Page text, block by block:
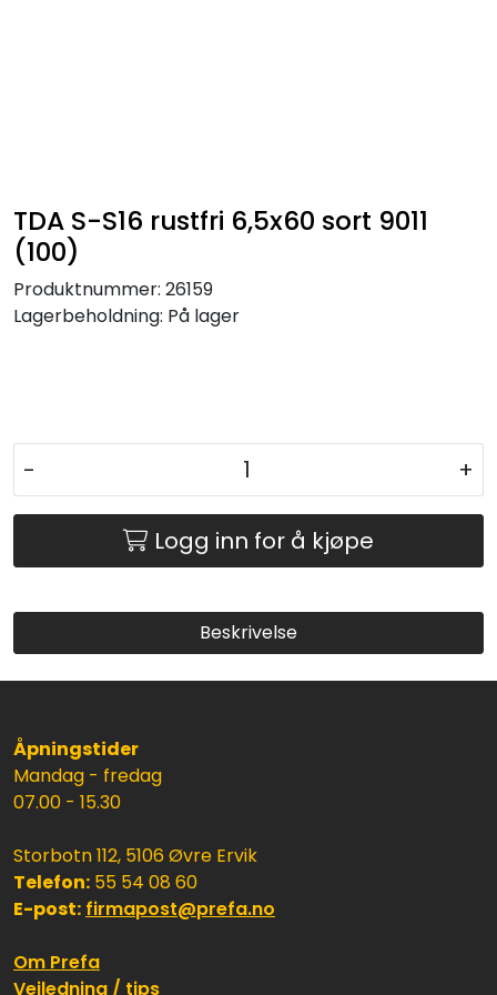
TDA S-S16 rustfri 6,5x60 sort 9011
(100)
Produktnummer: 26159
Lagerbeholdning: På lager
- +
Logg inn for å kjøpe
Beskrivelse
Åpningstider
Mandag - fredag
07.00 - 15.30
Storbotn 112, 5106 Øvre Ervik
Telefon: 55 54 08 60
E-post: firmapost@prefa.no
Om Prefa
Veiledning / tips